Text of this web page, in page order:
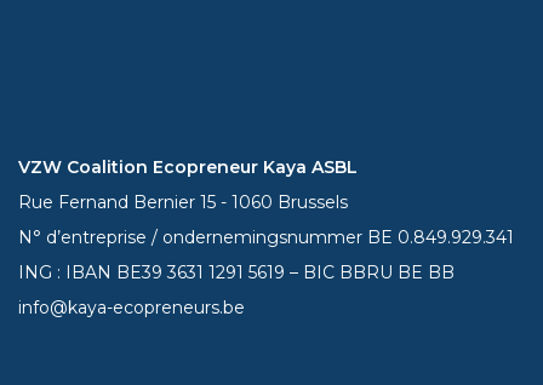
VZW Coalition Ecopreneur Kaya ASBL
Rue Fernand Bernier 15 - 1060 Brussels
N° d’entreprise / ondernemingsnummer BE 0.849.929.341
ING : IBAN BE393631 1291 5619 – BIC BBRU BE BB
info@kaya-ecopreneurs.be